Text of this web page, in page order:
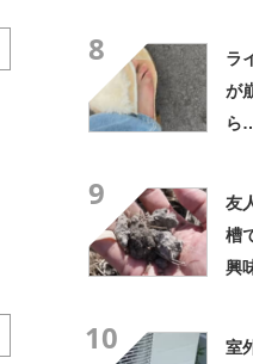
8
ラ
が
ら
9
友
槽
興
10
室